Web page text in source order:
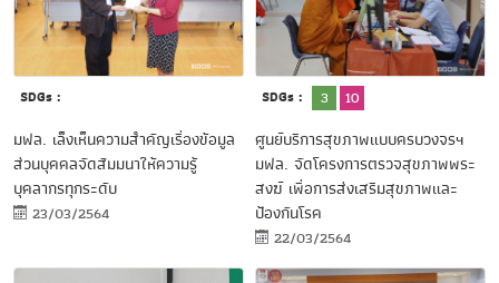
SDGs :
มฟล. เล็งเห็นความสำคัญเรื่องข้อมูล
ส่วนบุคคลจัดสัมมนาให้ความรู้
บุคลากรทุกระดับ
23/03/2564
SDGs : 3 10
ศูนย์บริการสุขภาพแบบครบวงจรฯ
มฟล. จัดโครงการตรวจสุขภาพพระ
สงฆ์ เพื่อการส่งเสริมสุขภาพและ
ป้องกันโรค
22/03/2564